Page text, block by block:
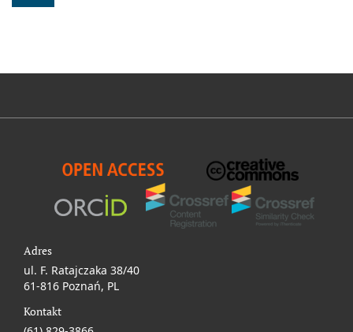
Adres
ul. F. Ratajczaka 38/40
61-816 Poznań, PL
Kontakt